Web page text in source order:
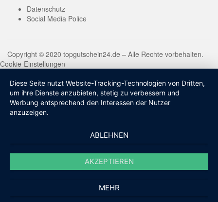
Datenschutz
Social Media Police
Copyright © 2020 topgutschein24.de – Alle Rechte vorbehalten.
Cookie-Einstellungen
Diese Seite nutzt Website-Tracking-Technologien von Dritten,
um ihre Dienste anzubieten, stetig zu verbessern und
Werbung entsprechend den Interessen der Nutzer
anzuzeigen.
ABLEHNEN
AKZEPTIEREN
MEHR